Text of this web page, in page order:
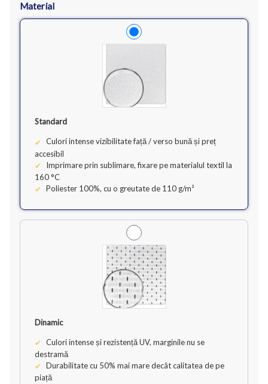
Material
Standard
Culori intense vizibilitate față / verso bună și preț
accesibil
Imprimare prin sublimare, fixare pe materialul textil la
160 °C
Poliester 100%, cu o greutate de 110 g/m²
Dinamic
Culori intense și rezistență UV, marginile nu se
destramă
Durabilitate cu 50% mai mare decât calitatea de pe
piață